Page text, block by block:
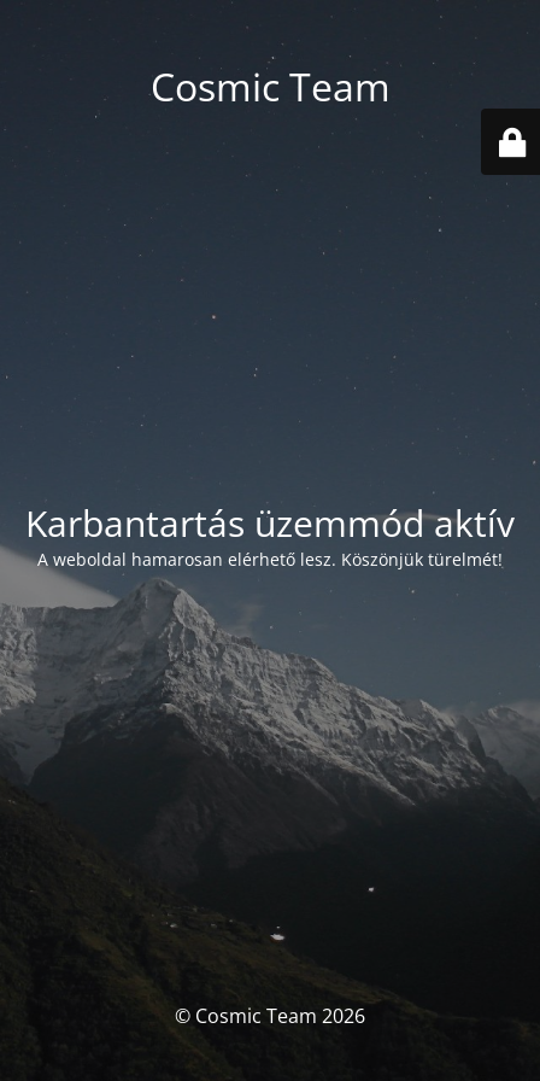
Cosmic Team
Karbantartás üzemmód aktív
A weboldal hamarosan elérhető lesz. Köszönjük türelmét!
© Cosmic Team 2026